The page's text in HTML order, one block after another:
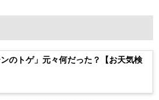
ンのトゲ」元々何だった？【お天気検